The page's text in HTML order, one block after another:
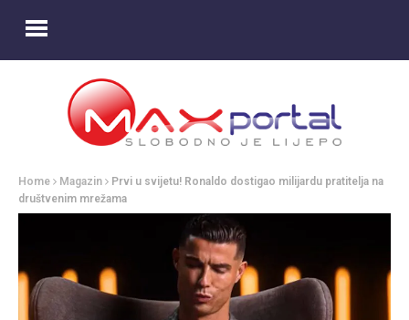
Home Magazin
Prvi u svijetu! Ronaldo dostigao milijardu pratitelja na
društvenim mrežama